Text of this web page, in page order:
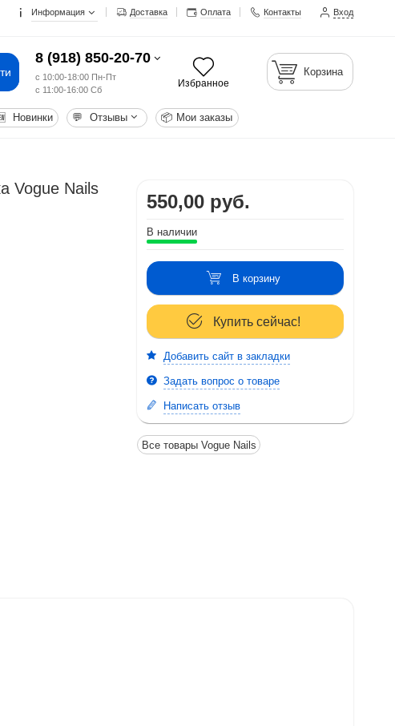
Информация Доставка Оплата Контакты Вход
8 (918) 850-20-70
с 10:00-18:00 Пн-Пт
с 11:00-16:00 Сб
Избранное
Корзина
Новинки 💬 Отзывы 📦 Мои заказы
Vogue Nails
550,00 руб.
В наличии
В корзину
Купить сейчас!
Добавить сайт в закладки
Задать вопрос о товаре
Написать отзыв
Все товары Vogue Nails